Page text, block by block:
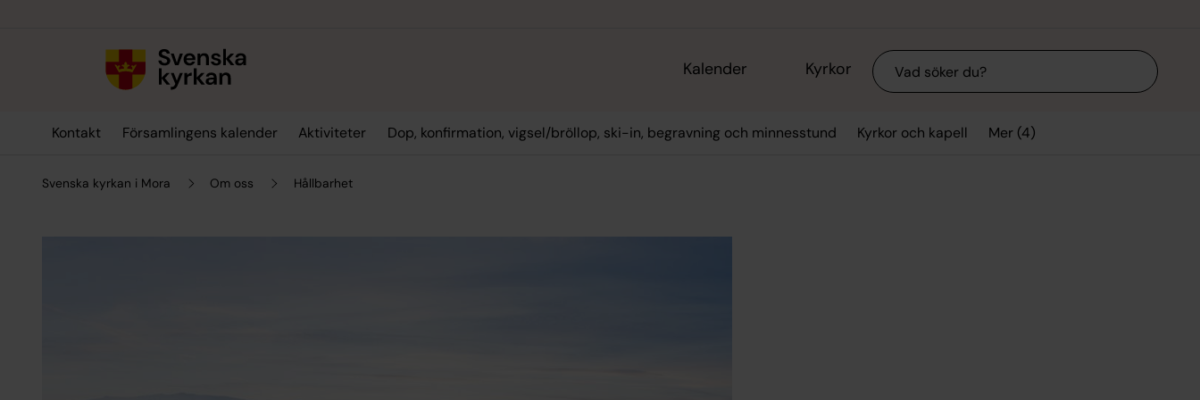
Kalender Kyrkor Sök
Kontakt Församlingens kalender Aktiviteter Dop, konfirmation, vigsel/bröllop, ski-in, begravning och minnesstund Kyrkor och kapell Mer (4)
Svenska kyrkan i Mora Om oss Hållbarhet